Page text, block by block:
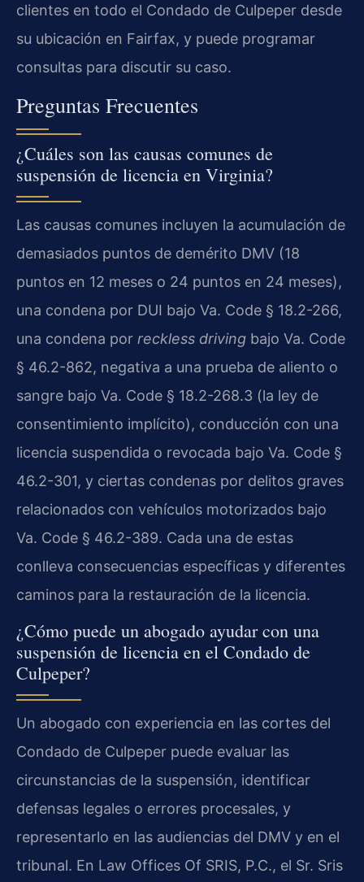
clientes en todo el Condado de Culpeper desde
su ubicación en Fairfax, y puede programar
consultas para discutir su caso.
Preguntas Frecuentes
¿Cuáles son las causas comunes de
suspensión de licencia en Virginia?
Las causas comunes incluyen la acumulación de
demasiados puntos de demérito DMV (18
puntos en 12 meses o 24 puntos en 24 meses),
una condena por DUI bajo Va. Code § 18.2-266,
una condena por reckless driving bajo Va. Code
§ 46.2-862, negativa a una prueba de aliento o
sangre bajo Va. Code § 18.2-268.3 (la ley de
consentimiento implícito), conducción con una
licencia suspendida o revocada bajo Va. Code §
46.2-301, y ciertas condenas por delitos graves
relacionados con vehículos motorizados bajo
Va. Code § 46.2-389. Cada una de estas
conlleva consecuencias específicas y diferentes
caminos para la restauración de la licencia.
¿Cómo puede un abogado ayudar con una
suspensión de licencia en el Condado de
Culpeper?
Un abogado con experiencia en las cortes del
Condado de Culpeper puede evaluar las
circunstancias de la suspensión, identificar
defensas legales o errores procesales, y
representarlo en las audiencias del DMV y en el
tribunal. En Law Offices Of SRIS, P.C., el Sr. Sris